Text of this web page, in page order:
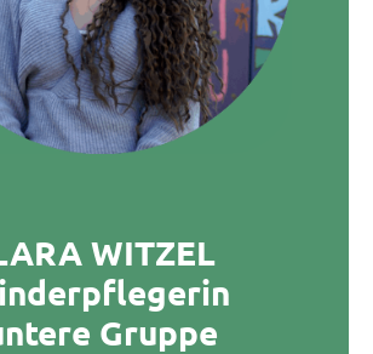
WITZEL
Gruppe